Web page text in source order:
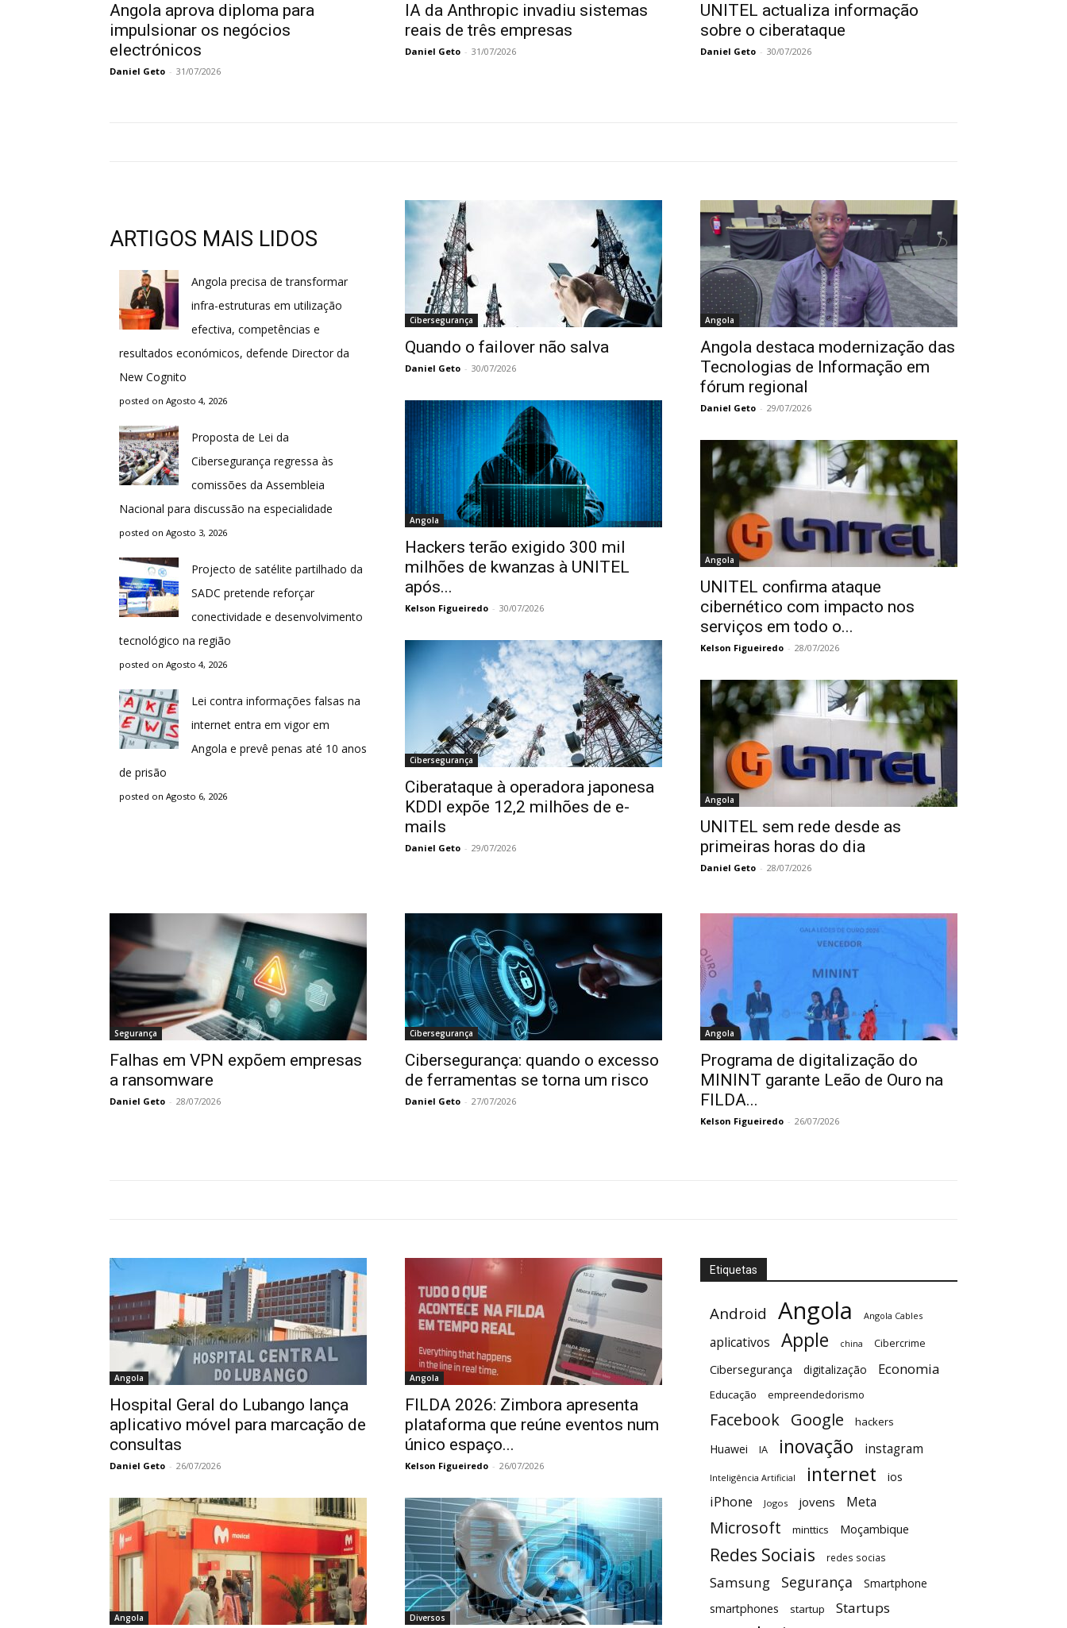
Angola aprova diploma para
impulsionar os negócios
electrónicos
Daniel Geto - 31/07/2026
IA da Anthropic invadiu sistemas
reais de três empresas
Daniel Geto - 31/07/2026
UNITEL actualiza informação
sobre o ciberataque
Daniel Geto - 30/07/2026
ARTIGOS MAIS LIDOS
Angola precisa de transformar
infra-estruturas em utilização
efectiva, competências e
resultados económicos, defende Director da
New Cognito
posted on Agosto 4, 2026
Proposta de Lei da
Cibersegurança regressa às
comissões da Assembleia
Nacional para discussão na especialidade
posted on Agosto 3, 2026
Projecto de satélite partilhado da
SADC pretende reforçar
conectividade e desenvolvimento
tecnológico na região
posted on Agosto 4, 2026
Lei contra informações falsas na
internet entra em vigor em
Angola e prevê penas até 10 anos
de prisão
posted on Agosto 6, 2026
Cibersegurança
Quando o failover não salva
Daniel Geto - 30/07/2026
Angola
Hackers terão exigido 300 mil
milhões de kwanzas à UNITEL
após...
Kelson Figueiredo - 30/07/2026
Cibersegurança
Ciberataque à operadora japonesa
KDDI expõe 12,2 milhões de e-
mails
Daniel Geto - 29/07/2026
Angola
Angola destaca modernização das
Tecnologias de Informação em
fórum regional
Daniel Geto - 29/07/2026
Angola
UNITEL confirma ataque
cibernético com impacto nos
serviços em todo o...
Kelson Figueiredo - 28/07/2026
Angola
UNITEL sem rede desde as
primeiras horas do dia
Daniel Geto - 28/07/2026
Segurança
Falhas em VPN expõem empresas
a ransomware
Daniel Geto - 28/07/2026
Cibersegurança
Cibersegurança: quando o excesso
de ferramentas se torna um risco
Daniel Geto - 27/07/2026
Angola
Programa de digitalização do
MININT garante Leão de Ouro na
FILDA...
Kelson Figueiredo - 26/07/2026
Angola
Hospital Geral do Lubango lança
aplicativo móvel para marcação de
consultas
Daniel Geto - 26/07/2026
Angola
FILDA 2026: Zimbora apresenta
plataforma que reúne eventos num
único espaço...
Kelson Figueiredo - 26/07/2026
Angola Diversos
Etiquetas
Android Angola Angola Cables
aplicativos Apple china Cibercrime
Cibersegurança digitalização Economia
Educação empreendedorismo
Facebook Google hackers
Huawei IA inovação instagram
Inteligência Artificial internet ios
iPhone Jogos jovens Meta
Microsoft minttics Moçambique
Redes Sociais redes socias
Samsung Segurança
Smartphone
smartphones
startup Startups